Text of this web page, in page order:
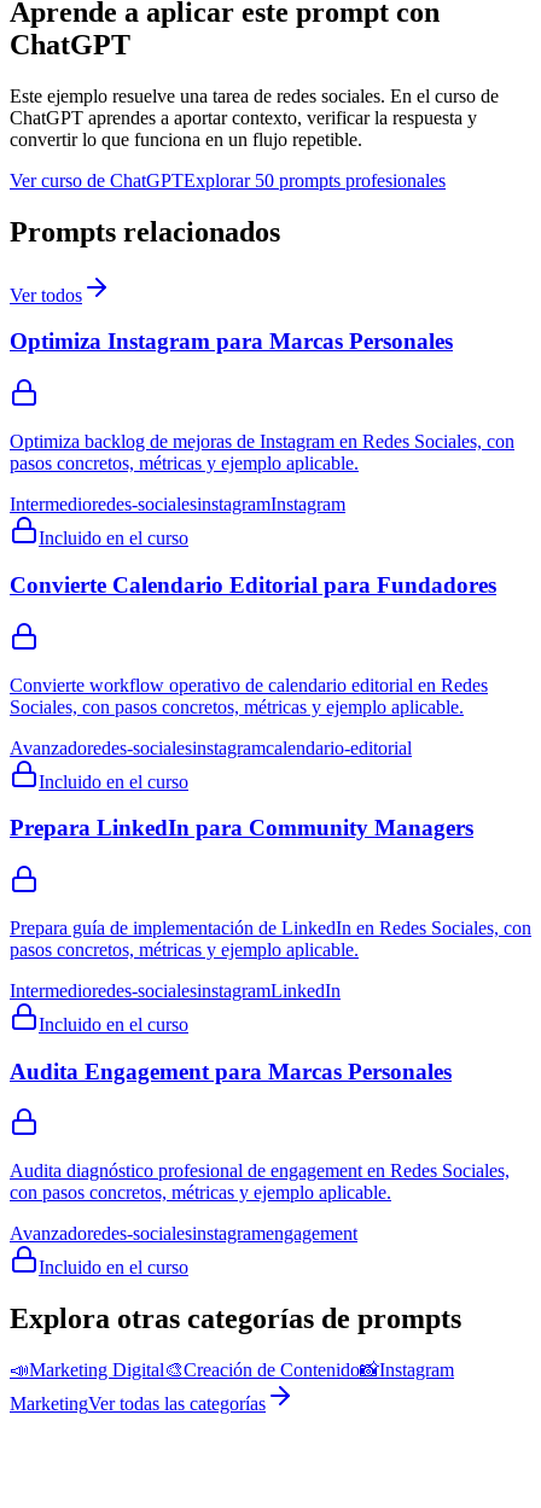
Aprende a aplicar este prompt con
ChatGPT
Este ejemplo resuelve una tarea de redes sociales. En el curso de
ChatGPT aprendes a aportar contexto, verificar la respuesta y
convertir lo que funciona en un flujo repetible.
Ver curso de ChatGPTExplorar 50 prompts profesionales
Prompts relacionados
Ver todos
Optimiza Instagram para Marcas Personales
Optimiza backlog de mejoras de Instagram en Redes Sociales, con
pasos concretos, métricas y ejemplo aplicable.
Intermedioredes-socialesinstagramInstagram
Incluido en el curso
Convierte Calendario Editorial para Fundadores
Convierte workflow operativo de calendario editorial en Redes
Sociales, con pasos concretos, métricas y ejemplo aplicable.
Avanzadoredes-socialesinstagramcalendario-editorial
Incluido en el curso
Prepara LinkedIn para Community Managers
Prepara guía de implementación de LinkedIn en Redes Sociales, con
pasos concretos, métricas y ejemplo aplicable.
Intermedioredes-socialesinstagramLinkedIn
Incluido en el curso
Audita Engagement para Marcas Personales
Audita diagnóstico profesional de engagement en Redes Sociales,
con pasos concretos, métricas y ejemplo aplicable.
Avanzadoredes-socialesinstagramengagement
Incluido en el curso
Explora otras categorías de prompts
📣Marketing Digital🎨Creación de Contenido📸Instagram
MarketingVer todas las categorías